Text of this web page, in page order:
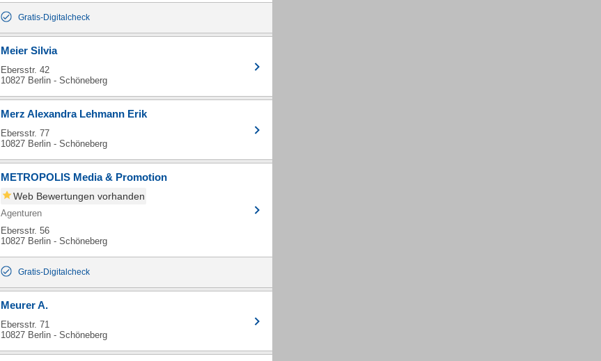
Gratis-Digitalcheck
Meier Silvia
Ebersstr. 42
10827 Berlin - Schöneberg
Merz Alexandra Lehmann Erik
Ebersstr. 77
10827 Berlin - Schöneberg
METROPOLIS Media & Promotion
Web Bewertungen vorhanden
Agenturen
Ebersstr. 56
10827 Berlin - Schöneberg
Gratis-Digitalcheck
Meurer A.
Ebersstr. 71
10827 Berlin - Schöneberg